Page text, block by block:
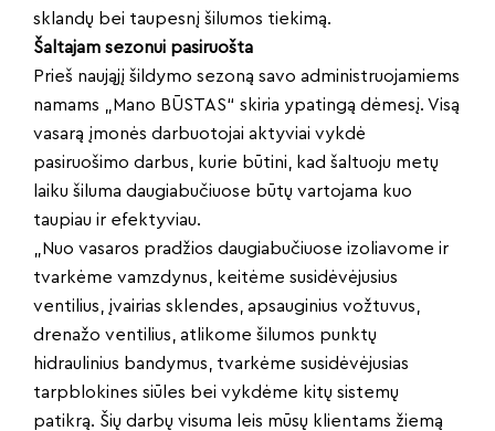
sklandų bei taupesnį šilumos tiekimą.
Šaltajam sezonui pasiruošta
Prieš naująjį šildymo sezoną savo administruojamiems
namams „Mano BŪSTAS“ skiria ypatingą dėmesį. Visą
vasarą įmonės darbuotojai aktyviai vykdė
pasiruošimo darbus, kurie būtini, kad šaltuoju metų
laiku šiluma daugiabučiuose būtų vartojama kuo
taupiau ir efektyviau.
„Nuo vasaros pradžios daugiabučiuose izoliavome ir
tvarkėme vamzdynus, keitėme susidėvėjusius
ventilius, įvairias sklendes, apsauginius vožtuvus,
drenažo ventilius, atlikome šilumos punktų
hidraulinius bandymus, tvarkėme susidėvėjusias
tarpblokines siūles bei vykdėme kitų sistemų
patikrą. Šių darbų visuma leis mūsų klientams žiemą